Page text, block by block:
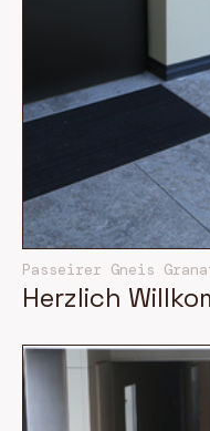
Passeirer Gneis
Herzlich